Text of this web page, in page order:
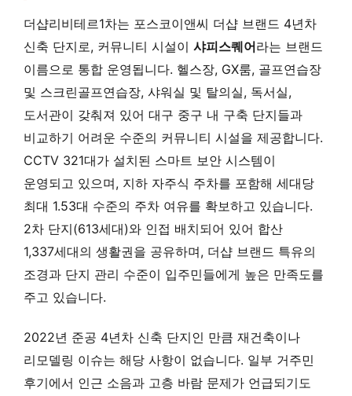
더샵리비테르1차는 포스코이앤씨 더샵 브랜드 4년차
신축 단지로, 커뮤니티 시설이 샤피스퀘어라는 브랜드
이름으로 통합 운영됩니다. 헬스장, GX룸, 골프연습장
및 스크린골프연습장, 샤워실 및 탈의실, 독서실,
도서관이 갖춰져 있어 대구 중구 내 구축 단지들과
비교하기 어려운 수준의 커뮤니티 시설을 제공합니다.
CCTV 321대가 설치된 스마트 보안 시스템이
운영되고 있으며, 지하 자주식 주차를 포함해 세대당
최대 1.53대 수준의 주차 여유를 확보하고 있습니다.
2차 단지(613세대)와 인접 배치되어 있어 합산
1,337세대의 생활권을 공유하며, 더샵 브랜드 특유의
조경과 단지 관리 수준이 입주민들에게 높은 만족도를
주고 있습니다.
2022년 준공 4년차 신축 단지인 만큼 재건축이나
리모델링 이슈는 해당 사항이 없습니다. 일부 거주민
후기에서 인근 소음과 고층 바람 문제가 언급되기도